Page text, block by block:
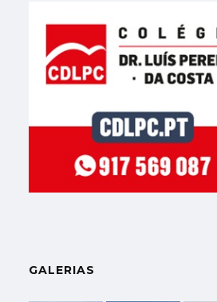
GALERIAS